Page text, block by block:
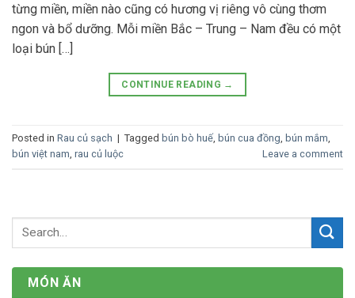
từng miền, miền nào cũng có hương vị riêng vô cùng thơm
ngon và bổ dưỡng. Mỗi miền Bắc – Trung – Nam đều có một
loại bún […]
CONTINUE READING →
Posted in Rau củ sạch | Tagged bún bò huế bún cua đồng bún mắm
bún việt nam rau củ luộc Leave a comment
MÓN ĂN